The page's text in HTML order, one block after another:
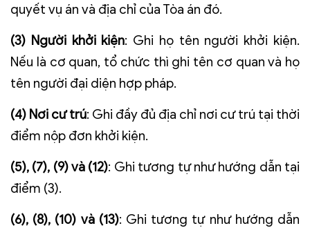
quyết vụ án và địa chỉ của Tòa án đó.
(3) Người khởi kiện: Ghi họ tên người khởi kiện.
Nếu là cơ quan, tổ chức thì ghi tên cơ quan và họ
tên người đại diện hợp pháp.
(4) Nơi cư trú: Ghi đầy đủ địa chỉ nơi cư trú tại thời
điểm nộp đơn khởi kiện.
(5), (7), (9) và (12): Ghi tương tự như hướng dẫn tại
điểm (3).
(6), (8), (10) và (13): Ghi tương tự như hướng dẫn